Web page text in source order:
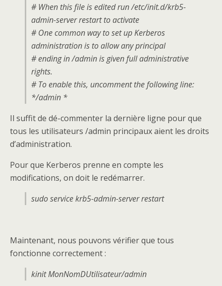
# When this file is edited run /etc/init.d/krb5-
admin-server restart to activate
# One common way to set up Kerberos
administration is to allow any principal
# ending in /admin is given full administrative
rights.
# To enable this, uncomment the following line:
*/admin *
Il suffit de dé-commenter la dernière ligne pour que
tous les utilisateurs /admin principaux aient les droits
d’administration.
Pour que Kerberos prenne en compte les
modifications, on doit le redémarrer.
sudo service krb5-admin-server restart
Maintenant, nous pouvons vérifier que tous
fonctionne correctement :
kinit MonNomDUtilisateur/admin